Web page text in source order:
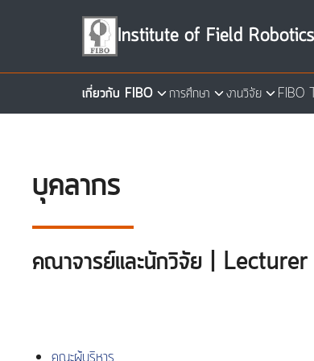
Institute of Field
เกี่ยวกับ FIBO การศึกษา งานวิจัย FIBO
บุคลากร
คณาจารย์และนักวิจัย |